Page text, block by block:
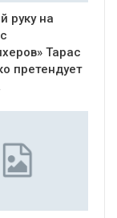
руку на
Тарас
претендует